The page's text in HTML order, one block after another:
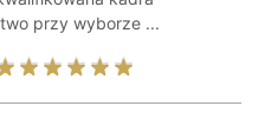
przy wyborze ...